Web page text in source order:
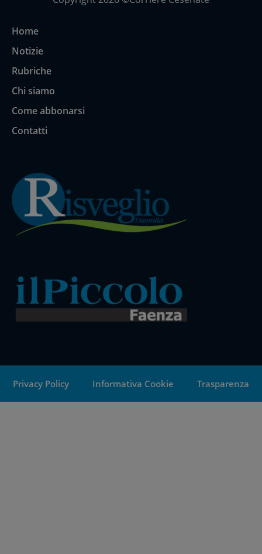
Home
Notizie
Rubriche
Chi siamo
Come abbonarsi
Contatti
Privacy Policy Informativa Cookie Trasparenza